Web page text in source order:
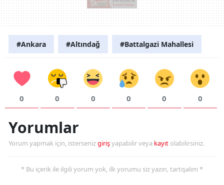
#Ankara #Altındağ #Battalgazi Mahallesi
0 0 0 0 0 0
Yorumlar
Yorum yapmak için, istersenizgirişyapabilir veya kayıt olabilirsiniz.
* Bu içerik ile ilgili yorum yok, ilk yorumu siz yazın, tartışalım *